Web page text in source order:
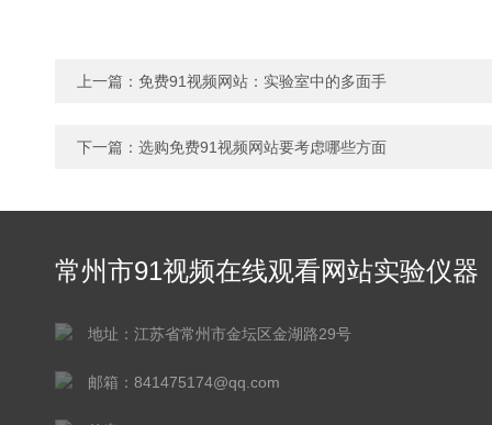
上一篇： 免费91视频网站：实验室中的多面手
下一篇： 选购免费91视频网站要考虑哪些方面
常州市91视频在线观看网站实验仪器
地址：江苏省常州市金坛区金湖路29号
邮箱：841475174@qq.com